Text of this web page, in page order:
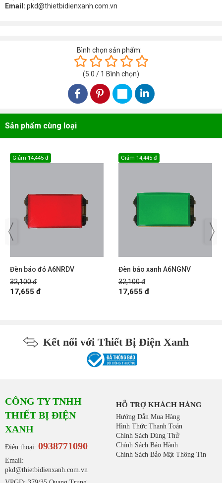
Email: pkd@thietbidienxanh.com.vn
Bình chọn sản phẩm:
(5.0 / 1 Bình chọn)
Sản phẩm cùng loại
Đèn báo đỏ A6NRDV
32,100 đ
Giảm 14,445 đ
17,655 đ
Đèn báo xanh A6NGNV
32,100 đ
Giảm 14,445 đ
17,655 đ
Kết nối với Thiết Bị Điện Xanh
CÔNG TY TNHH
THIẾT BỊ ĐIỆN
XANH
Điện thoại: 0938771090
Email:
pkd@thietbidienxanh.com.vn
HỖ TRỢ KHÁCH HÀNG
Hướng Dẫn Mua Hàng
Hình Thức Thanh Toán
Chính Sách Dùng Thử
Chính Sách Bảo Hành
Chính Sách Bảo Mật Thông Tin